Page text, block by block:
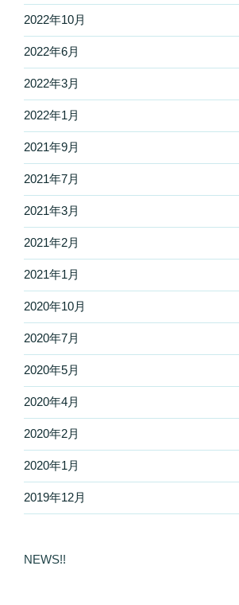
2022年10月
2022年6月
2022年3月
2022年1月
2021年9月
2021年7月
2021年3月
2021年2月
2021年1月
2020年10月
2020年7月
2020年5月
2020年4月
2020年2月
2020年1月
2019年12月
NEWS!!